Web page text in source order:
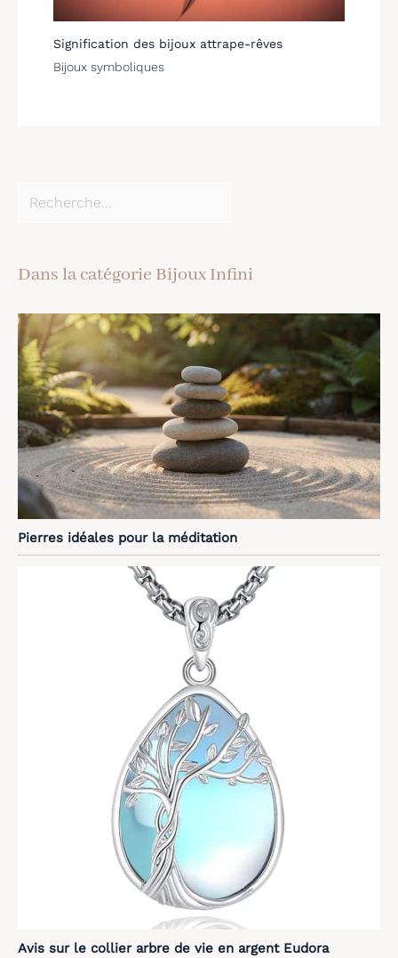
Signification des bijoux attrape-rêves
Bijoux symboliques
Dans la catégorie Bijoux Infini
Pierres idéales pour la méditation
Avis sur le collier arbre de vie en argent Eudora